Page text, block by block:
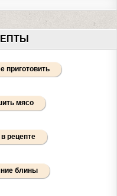
приготовить
мясо
рецепте
блины